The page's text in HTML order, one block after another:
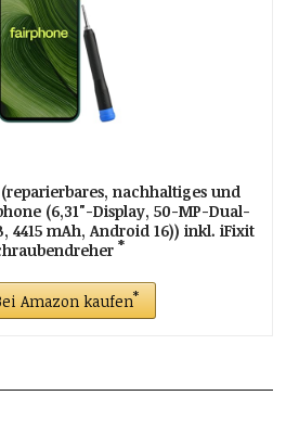
nachhaltiges und
(6,31"-Display, 50-MP-Dual-
4415 mAh, Android 16)) inkl. iFixit
Amazon kaufen